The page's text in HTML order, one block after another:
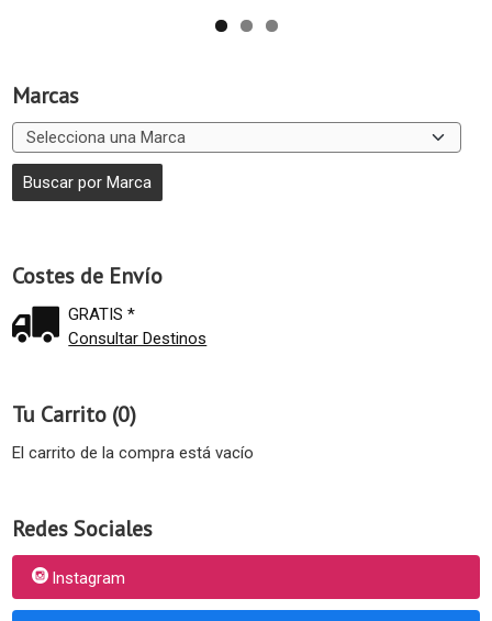
Marcas
Costes de Envío
GRATIS *
Consultar Destinos
Tu Carrito (0)
El carrito de la compra está vacío
Redes Sociales
Instagram